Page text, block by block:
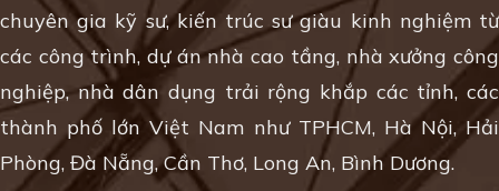
chuyên gia kỹ sư, kiến trúc sư giàu kinh nghiệm từ
các công trình, dự án nhà cao tầng, nhà xưởng công
nghiệp, nhà dân dụng trải rộng khắp các tỉnh, các
thành phố lớn Việt Nam như TPHCM, Hà Nội, Hải
Phòng, Đà Nẵng, Cần Thơ, Long An, Bình Dương.